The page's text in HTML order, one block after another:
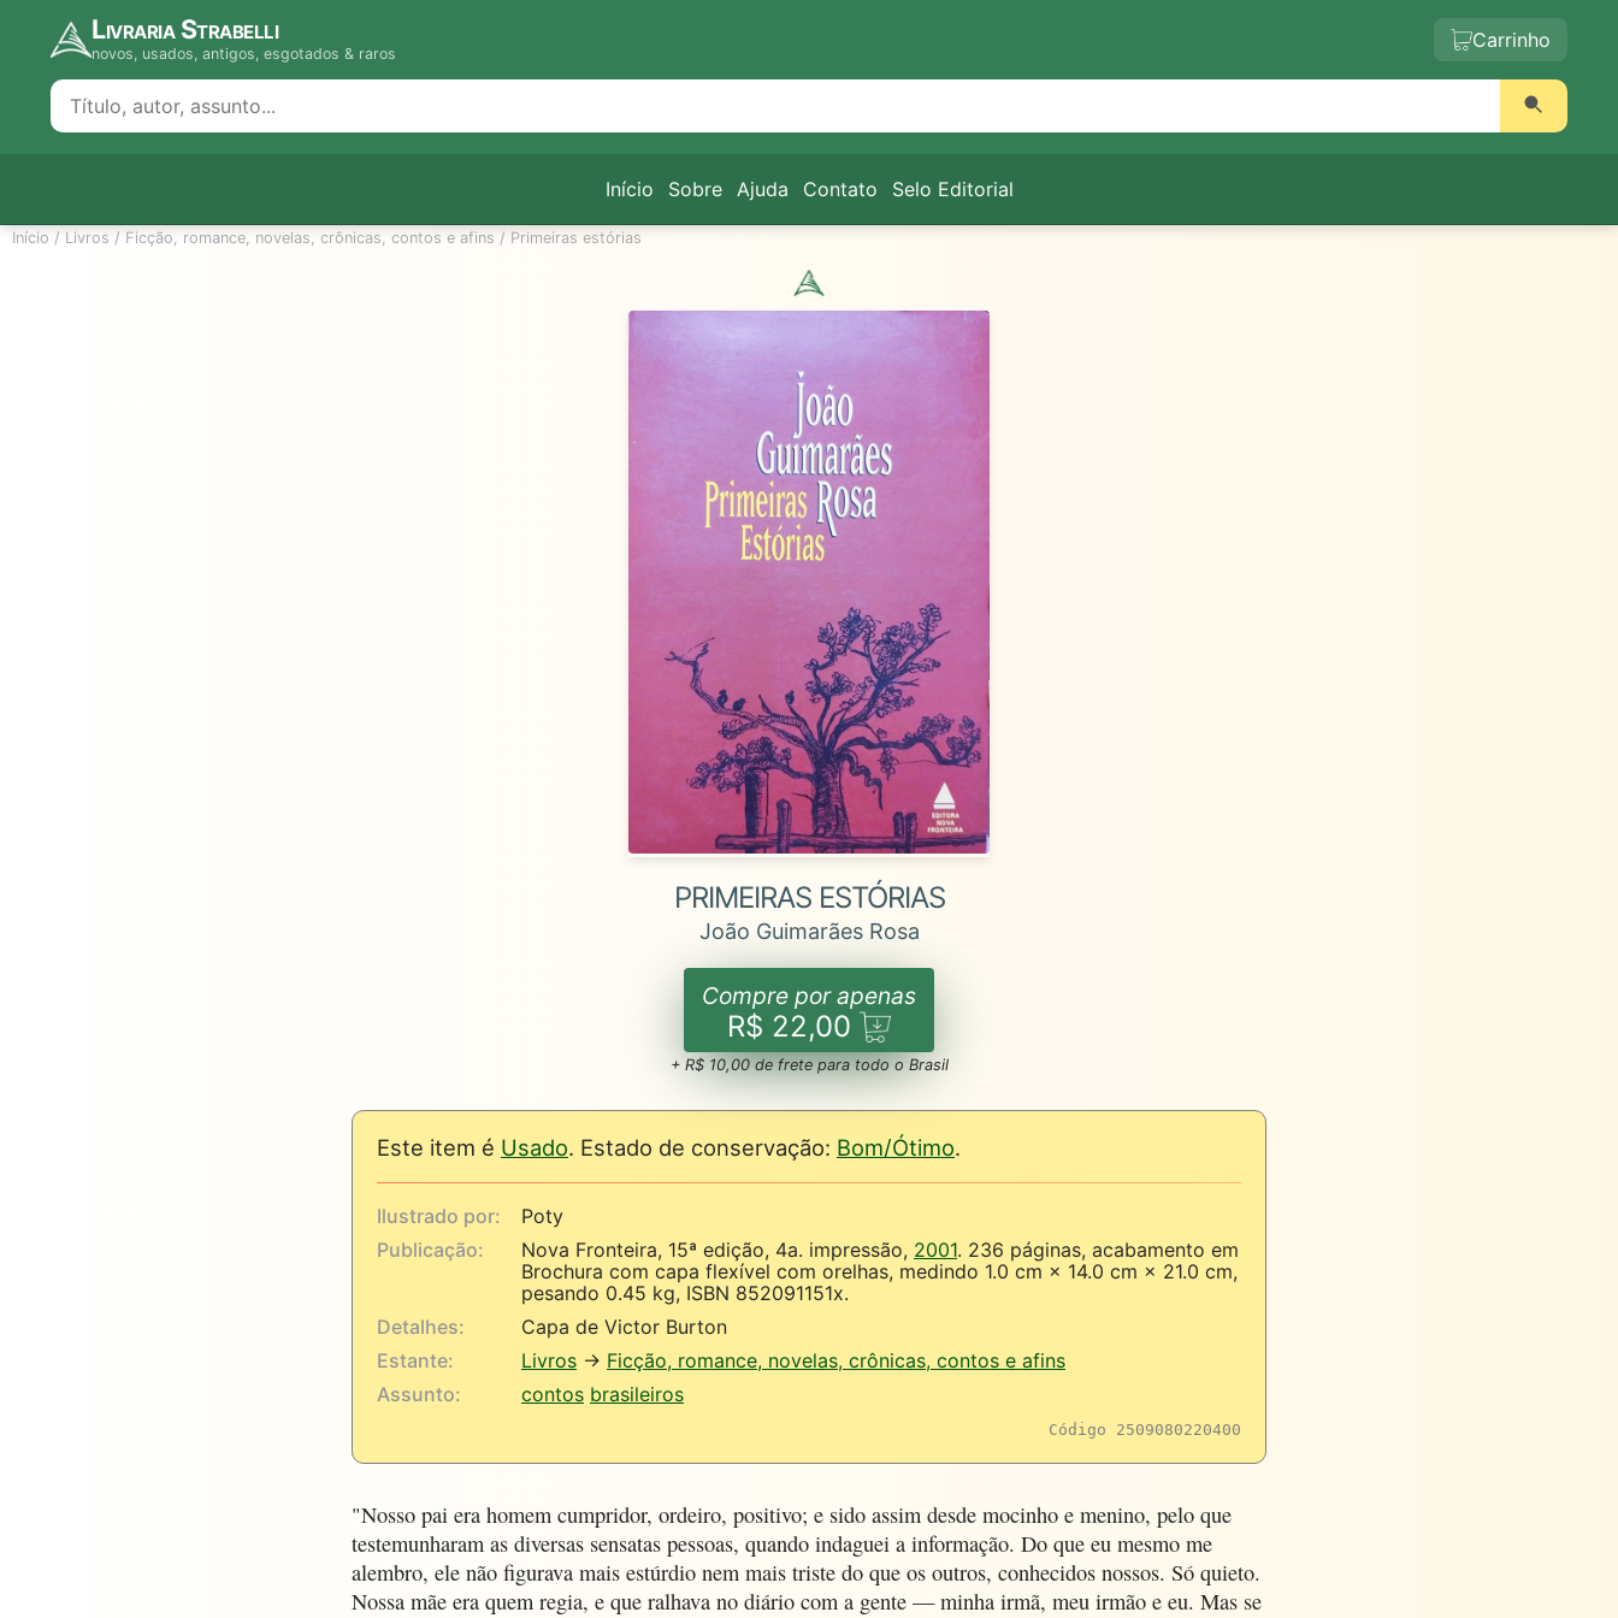
Livraria Strabelli
novos, usados, antigos, esgotados & raros
Carrinho
Início Sobre Ajuda Contato Selo Editorial
Início / Livros / Ficção, romance, novelas, crônicas, contos e afins / Primeiras estórias
PRIMEIRAS ESTÓRIAS
João Guimarães Rosa
Compre por apenas
R$ 22,00
+ R$ 10,00 de frete para todo o Brasil
Este item é Usado. Estado de conservação: Bom/Ótimo.
Ilustrado por:
Poty
Publicação:
Nova Fronteira, 15ª edição, 4a. impressão, 2001. 236 páginas, acabamento em
Brochura com capa flexível com orelhas, medindo 1.0 cm × 14.0 cm × 21.0 cm,
pesando 0.45 kg, ISBN 852091151x.
Detalhes:
Capa de Victor Burton
Estante:
Livros → Ficção, romance, novelas, crônicas, contos e afins
Assunto:
contos brasileiros
Código 2509080220400
"Nosso pai era homem cumpridor, ordeiro, positivo; e sido assim desde mocinho e menino, pelo que
testemunharam as diversas sensatas pessoas, quando indaguei a informação. Do que eu mesmo me
alembro, ele não figurava mais estúrdio nem mais triste do que os outros, conhecidos nossos. Só quieto.
Nossa mãe era quem regia, e que ralhava no diário com a gente — minha irmã, meu irmão e eu. Mas se